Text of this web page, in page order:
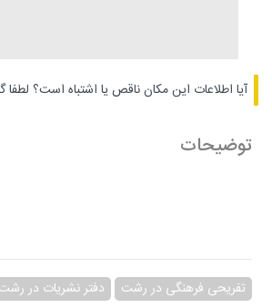
آیا اطلاعات این مکان ناقص یا اشتباه است؟
توضیحات
تفریحی فرهنگی در رشت دفتر نشریات در رشت